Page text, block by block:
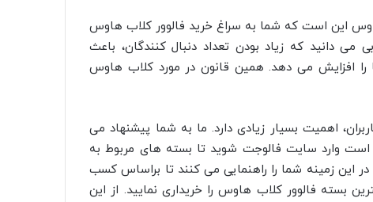
هاوس این است که شما به سراغ خرید فالوور کلاب هاوس
می ‌دانید که زیاد بودن تعداد دنبال کنندگان، باعث
را افزایش می دهد. همین قانون در مورد کلاب هاوس
اهمیت بسیار زیادی دارد. ما به شما پیشنهاد می
وارد سایت فالوجت شوید تا بسته های مربوط به
این زمینه شما را راهنمایی می ‌کنند تا براساس کسب
بسته فالوور کلاب هاوس را خریداری نمایید. از این